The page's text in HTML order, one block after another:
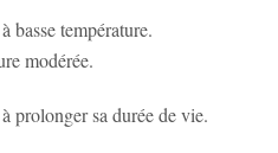
basse température.
modérée.
prolonger sa durée de vie.